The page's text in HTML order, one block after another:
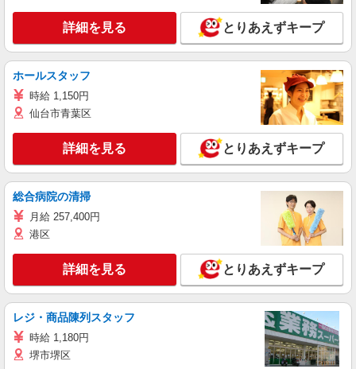
詳細を見る とりあえずキープ
ホールスタッフ
時給 1,150円
仙台市青葉区
詳細を見る とりあえずキープ
総合病院の清掃
月給 257,400円
港区
詳細を見る とりあえずキープ
レジ・商品陳列スタッフ
時給 1,180円
堺市堺区